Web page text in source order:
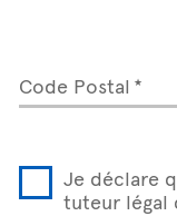
Code Postal
Je déclare
tuteur légal